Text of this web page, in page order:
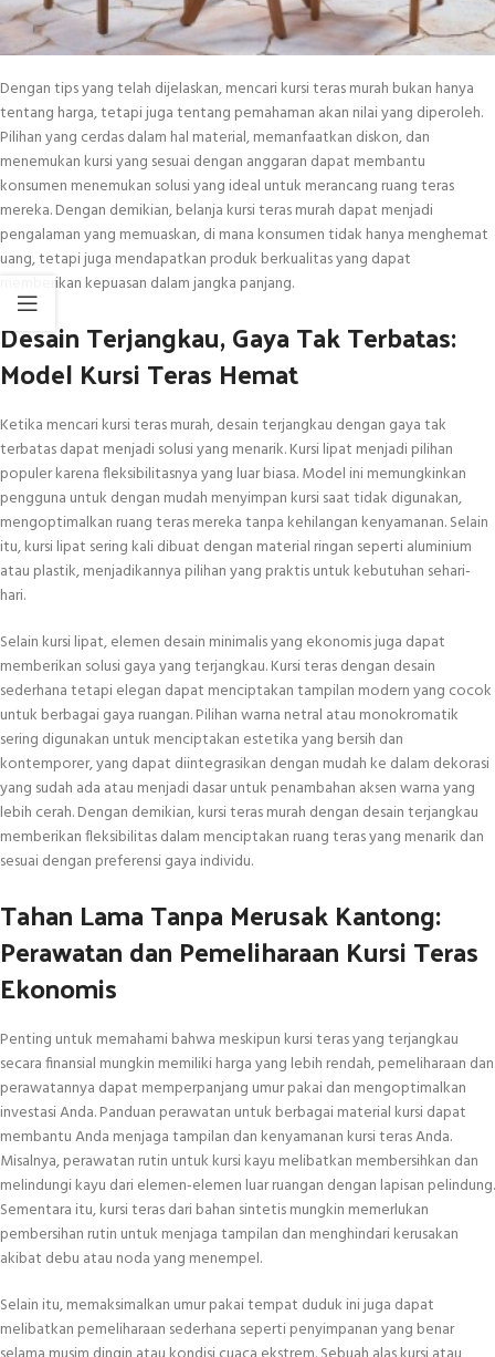
Dengan tips yang telah dijelaskan, mencari kursi teras murah bukan hanya
tentang harga, tetapi juga tentang pemahaman akan nilai yang diperoleh.
Pilihan yang cerdas dalam hal material, memanfaatkan diskon, dan
menemukan kursi yang sesuai dengan anggaran dapat membantu
konsumen menemukan solusi yang ideal untuk merancang ruang teras
mereka. Dengan demikian, belanja kursi teras murah dapat menjadi
pengalaman yang memuaskan, di mana konsumen tidak hanya menghemat
uang, tetapi juga mendapatkan produk berkualitas yang dapat
memberikan kepuasan dalam jangka panjang.
Desain Terjangkau, Gaya Tak Terbatas:
Model Kursi Teras Hemat
Ketika mencari kursi teras murah, desain terjangkau dengan gaya tak
terbatas dapat menjadi solusi yang menarik. Kursi lipat menjadi pilihan
populer karena fleksibilitasnya yang luar biasa. Model ini memungkinkan
pengguna untuk dengan mudah menyimpan kursi saat tidak digunakan,
mengoptimalkan ruang teras mereka tanpa kehilangan kenyamanan. Selain
itu, kursi lipat sering kali dibuat dengan material ringan seperti aluminium
atau plastik, menjadikannya pilihan yang praktis untuk kebutuhan sehari-
hari.
Selain kursi lipat, elemen desain minimalis yang ekonomis juga dapat
memberikan solusi gaya yang terjangkau. Kursi teras dengan desain
sederhana tetapi elegan dapat menciptakan tampilan modern yang cocok
untuk berbagai gaya ruangan. Pilihan warna netral atau monokromatik
sering digunakan untuk menciptakan estetika yang bersih dan
kontemporer, yang dapat diintegrasikan dengan mudah ke dalam dekorasi
yang sudah ada atau menjadi dasar untuk penambahan aksen warna yang
lebih cerah. Dengan demikian, kursi teras murah dengan desain terjangkau
memberikan fleksibilitas dalam menciptakan ruang teras yang menarik dan
sesuai dengan preferensi gaya individu.
Tahan Lama Tanpa Merusak Kantong:
Perawatan dan Pemeliharaan Kursi Teras
Ekonomis
Penting untuk memahami bahwa meskipun kursi teras yang terjangkau
secara finansial mungkin memiliki harga yang lebih rendah, pemeliharaan dan
perawatannya dapat memperpanjang umur pakai dan mengoptimalkan
investasi Anda. Panduan perawatan untuk berbagai material kursi dapat
membantu Anda menjaga tampilan dan kenyamanan kursi teras Anda.
Misalnya, perawatan rutin untuk kursi kayu melibatkan membersihkan dan
melindungi kayu dari elemen-elemen luar ruangan dengan lapisan pelindung.
Sementara itu, kursi teras dari bahan sintetis mungkin memerlukan
pembersihan rutin untuk menjaga tampilan dan menghindari kerusakan
akibat debu atau noda yang menempel.
Selain itu, memaksimalkan umur pakai tempat duduk ini juga dapat
melibatkan pemeliharaan sederhana seperti penyimpanan yang benar